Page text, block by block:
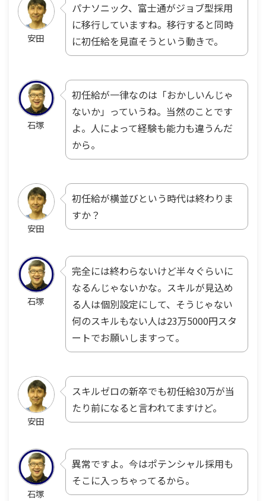
安田
パナソニック、富士通がジョブ型採用
に移行していますね。移行すると同時
に初任給を見直そうという動きで。
石塚
初任給が一律なのは「おかしいんじゃ
ないか」っていうね。当然のことです
よ。人によって経験も能力も違うんだ
から。
安田
初任給が横並びという時代は終わりま
すか？
石塚
完全には終わらないけど半々ぐらいに
なるんじゃないかな。スキルが見込め
る人は個別設定にして、そうじゃない
何のスキルもない人は23万5000円スタ
ートでお願いしますって。
安田
スキルゼロの新卒でも初任給30万が当
たり前になると言われてますけど。
石塚
異常ですよ。今はポテンシャル採用も
そこに入っちゃってるから。